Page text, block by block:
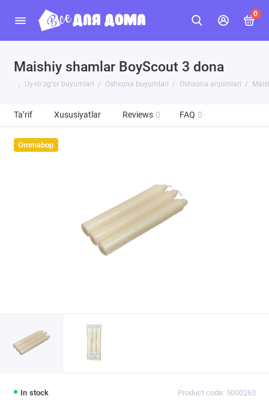
0
Maishiy shamlar BoyScout 3 dona
Uy-roʻzgʻor buyumlari Oshxona buyumlari Oshxona anjomlari
Ta’rif Xususiyatlar Reviews 0 FAQ 0
Ommabop
In stock Product code: 5000263